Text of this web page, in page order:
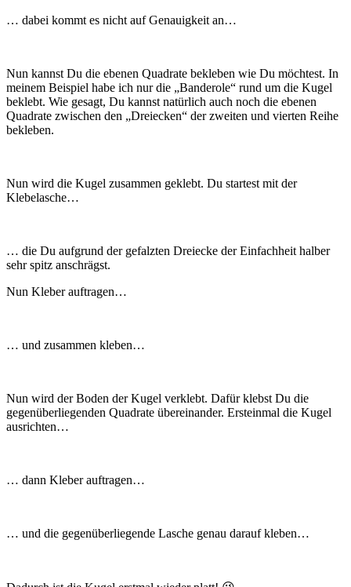
… dabei kommt es nicht auf Genauigkeit an…
Nun kannst Du die ebenen Quadrate bekleben wie Du möchtest. In
meinem Beispiel habe ich nur die „Banderole“ rund um die Kugel
beklebt. Wie gesagt, Du kannst natürlich auch noch die ebenen
Quadrate zwischen den „Dreiecken“ der zweiten und vierten Reihe
bekleben.
Nun wird die Kugel zusammen geklebt. Du startest mit der
Klebelasche…
… die Du aufgrund der gefalzten Dreiecke der Einfachheit halber
sehr spitz anschrägst.
Nun Kleber auftragen…
… und zusammen kleben…
Nun wird der Boden der Kugel verklebt. Dafür klebst Du die
gegenüberliegenden Quadrate übereinander. Ersteinmal die Kugel
ausrichten…
… dann Kleber auftragen…
… und die gegenüberliegende Lasche genau darauf kleben…